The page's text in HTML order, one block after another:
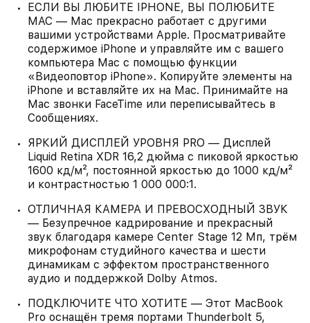
ЕСЛИ ВЫ ЛЮБИТЕ IPHONE, ВЫ ПОЛЮБИТЕ
MAC — Mac прекрасно работает с другими
вашими устройствами Apple. Просматривайте
содержимое iPhone и управляйте им с вашего
компьютера Mac с помощью функции
«Видеоповтор iPhone». Копируйте элементы на
iPhone и вставляйте их на Mac. Принимайте на
Mac звонки FaceTime или переписывайтесь в
Сообщениях.
ЯРКИЙ ДИСПЛЕЙ УРОВНЯ PRO — Дисплей
Liquid Retina XDR 16,2 дюйма с пиковой яркостью
1600 кд/м², постоянной яркостью до 1000 кд/м²
и контрастностью 1 000 000:1.
ОТЛИЧНАЯ КАМЕРА И ПРЕВОСХОДНЫЙ ЗВУК
— Безупречное кадрирование и прекрасный
звук благодаря камере Center Stage 12 Мп, трём
микрофонам студийного качества и шести
динамикам с эффектом пространственного
аудио и поддержкой Dolby Atmos.
ПОДКЛЮЧИТЕ ЧТО ХОТИТЕ — Этот MacBook
Pro оснащён тремя портами Thunderbolt 5,